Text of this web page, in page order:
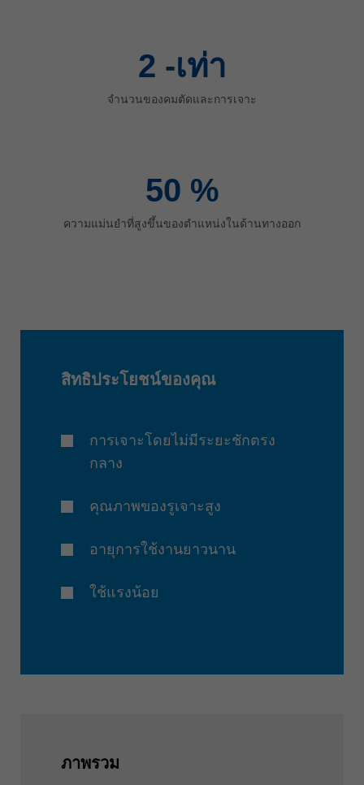
2 -เท่า
จำนวนของคมตัดและการเจาะ
50 %
ความแม่นยำที่สูงขึ้นของตำแหน่งในด้านทางออก
สิทธิประโยชน์ของคุณ
การเจาะโดยไม่มีระยะชักตรง
กลาง
คุณภาพของรูเจาะสูง
อายุการใช้งานยาวนาน
ใช้แรงน้อย
ภาพรวม